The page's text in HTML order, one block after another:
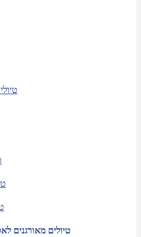
טיולים מאורגנים